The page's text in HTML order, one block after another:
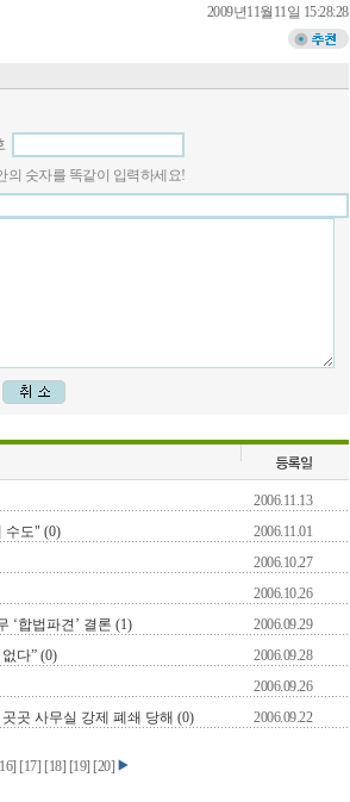
2009년11월11일 15:28:28
의 숫자를 똑같이 입력하세요!
2006.11.13
수도" (0)
2006.11.01
2006.10.27
2006.10.26
‘합법파견’ 결론 (1)
2006.09.29
다” (0)
2006.09.28
2006.09.26
곳 사무실 강제 폐쇄 당해 (0)
2006.09.22
16] [17] [18] [19] [20]